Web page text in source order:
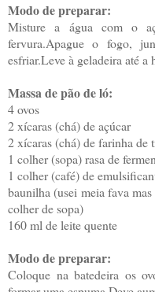
Modo de preparar:
Misture a água com o
fervura.Apague o fogo,
esfriar.Leve à geladeira até a
Massa de pão de ló:
4 ovos
2 xícaras (chá) de açúcar
2 xícaras (chá) de farinha de
1 colher (sopa) rasa de
1 colher (café) de
baunilha (usei meia fava
colher de sopa)
160 ml de leite quente
Modo de preparar:
Coloque na batedeira os